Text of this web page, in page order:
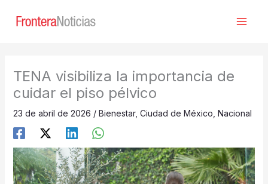
TENA visibiliza la importancia de
cuidar el piso pélvico
23 de abril de 2026 / Bienestar, Ciudad de México Nacional